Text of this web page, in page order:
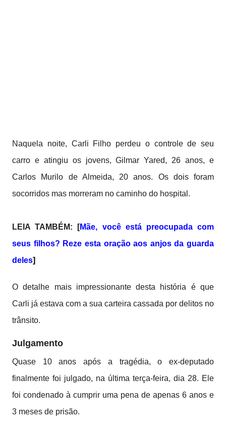
Naquela noite, Carli Filho perdeu o controle de seu
carro e atingiu os jovens, Gilmar Yared, 26 anos, e
Carlos Murilo de Almeida, 20 anos. Os dois foram
socorridos mas morreram no caminho do hospital.
LEIA TAMBÉM: [Mãe, você está preocupada com
seus filhos? Reze esta oração aos anjos da guarda
deles]
O detalhe mais impressionante desta história é que
Carli já estava com a sua carteira cassada por delitos no
trânsito.
Julgamento
Quase 10 anos após a tragédia, o ex-deputado
finalmente foi julgado, na última terça-feira, dia 28. Ele
foi condenado à cumprir uma pena de apenas 6 anos e
3 meses de prisão.